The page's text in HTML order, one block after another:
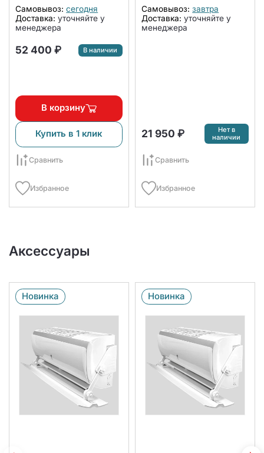
Самовывоз: сегодня
Доставка: уточняйте у
менеджера
52 400 ₽ В наличии
В корзину
Купить в 1 клик
Сравнить
Избранное
Самовывоз: завтра
Доставка: уточняйте у
менеджера
21 950 ₽
Нет в
наличии
Сравнить
Избранное
Аксессуары
Новинка Новинка